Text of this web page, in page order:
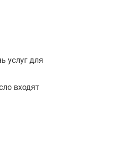
услуг для
входят